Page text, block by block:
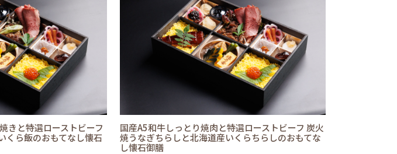
きと特選ローストビーフ
くら飯のおもてなし懐石
国産A5和牛しっとり焼肉と特選ローストビーフ 炭火
焼うなぎちらしと北海道産いくらちらしのおもてな
し懐石御膳